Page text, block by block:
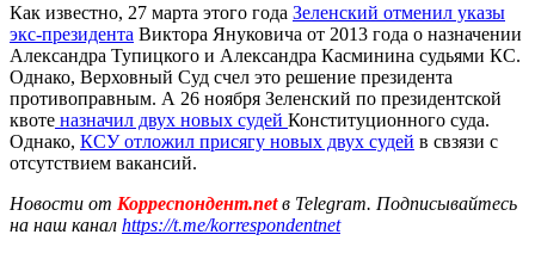
Как известно, 27 марта этого года Зеленский отменил указы
экс-президента Виктора Януковича от 2013 года о назначении
Александра Тупицкого и Александра Касминина судьями КС.
Однако, Верховный Суд счел это решение президента
противоправным. А 26 ноября Зеленский по президентской
квоте назначил двух новых судей Конституционного суда.
Однако, КСУ отложил присягу новых двух судей в свзязи с
отсутствием вакансий.
Новости от Корреспондент.netв Telegram. Подписывайтесь
на наш канал https://t.me/korrespondentnet